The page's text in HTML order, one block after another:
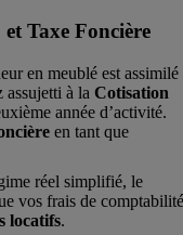
Taxe Foncière
en meublé est assimilé
assujetti à laCotisation
année d’activité.
en tant que
réel simplifié, le
vos frais de
locatifs.